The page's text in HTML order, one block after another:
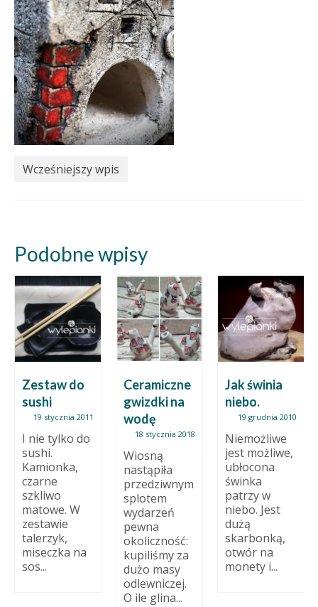
Wcześniejszy wpis
Podobne wpisy
Zestaw do
sushi
19 stycznia 2011
I nie tylko do
sushi.
Kamionka,
czarne
szkliwo
matowe. W
zestawie
talerzyk,
miseczka na
sos...
Ceramiczne
gwizdki na
wodę
18 stycznia 2018
Wiosną
nastąpiła
przedziwnym
splotem
wydarzeń
pewna
okoliczność:
kupiliśmy za
dużo masy
odlewniczej.
O ile glina...
Jak świnia
niebo.
19 grudnia 2010
Niemożliwe
jest możliwe,
ubłocona
świnka
patrzy w
niebo. Jest
dużą
skarbonką,
otwór na
monety i...